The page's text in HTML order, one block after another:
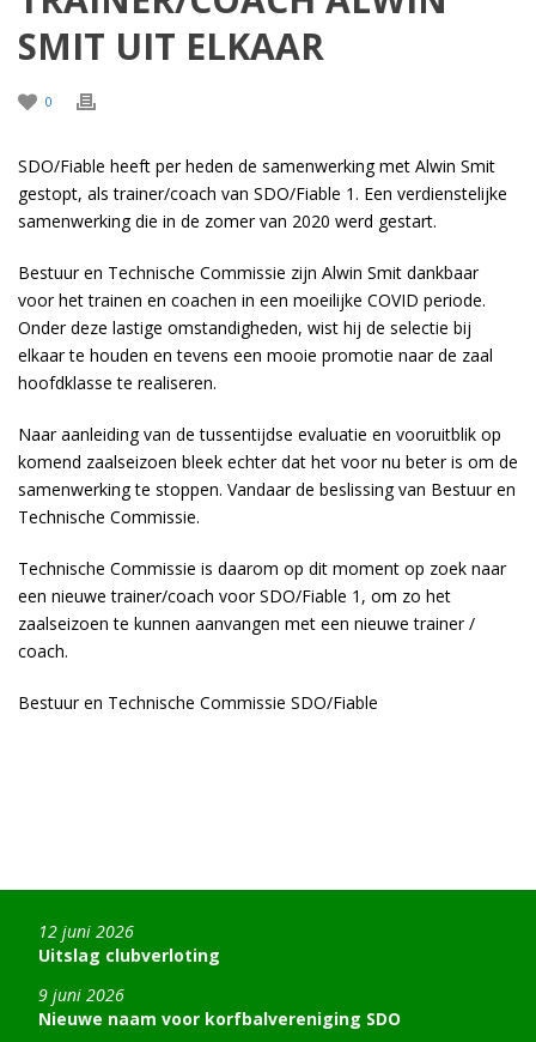
SMIT UIT ELKAAR
0
SDO/Fiable heeft per heden de samenwerking met Alwin Smit
gestopt, als trainer/coach van SDO/Fiable 1. Een verdienstelijke
samenwerking die in de zomer van 2020 werd gestart.
Bestuur en Technische Commissie zijn Alwin Smit dankbaar
voor het trainen en coachen in een moeilijke COVID periode.
Onder deze lastige omstandigheden, wist hij de selectie bij
elkaar te houden en tevens een mooie promotie naar de zaal
hoofdklasse te realiseren.
Naar aanleiding van de tussentijdse evaluatie en vooruitblik op
komend zaalseizoen bleek echter dat het voor nu beter is om de
samenwerking te stoppen. Vandaar de beslissing van Bestuur en
Technische Commissie.
Technische Commissie is daarom op dit moment op zoek naar
een nieuwe trainer/coach voor SDO/Fiable 1, om zo het
zaalseizoen te kunnen aanvangen met een nieuwe trainer /
coach.
Bestuur en Technische Commissie SDO/Fiable
Uitslag clubverloting
12 juni 2026
Nieuwe naam voor korfbalvereniging SDO
9 juni 2026